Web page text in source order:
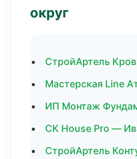
округ
СтройАртель
Мастерская Line
ИП Монтаж
СК House Pro —
СтройАртель